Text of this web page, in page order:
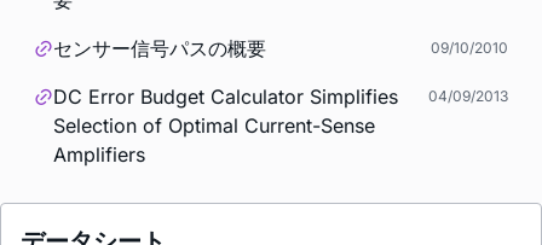
センサー信号パスの概要 09/10/2010
DC Error Budget Calculator Simplifies
Selection of Optimal Current-Sense
Amplifiers
04/09/2013